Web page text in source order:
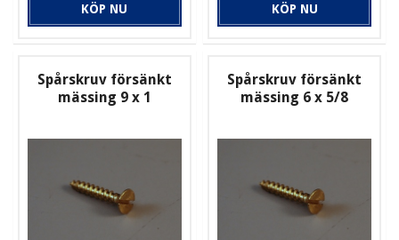
KÖP NU KÖP NU
Spårskruv försänkt
mässing 9 x 1
Spårskruv försänkt
mässing 6 x 5/8